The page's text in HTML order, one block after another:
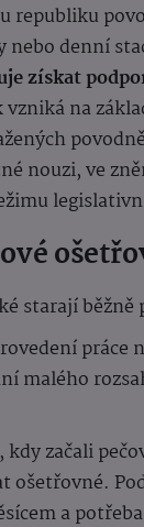
republiku
denní
získat
na
nouzi, ve
starají
práce
malého
začali
a